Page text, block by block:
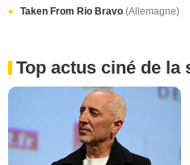
Taken From Rio Bravo (Allemagne)
Top actus ciné de la